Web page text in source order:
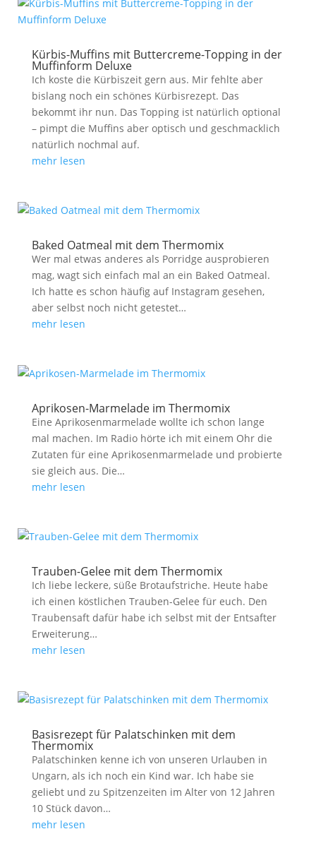
Kürbis-Muffins mit Buttercreme-Topping in der
Muffinform Deluxe
Ich koste die Kürbiszeit gern aus. Mir fehlte aber
bislang noch ein schönes Kürbisrezept. Das
bekommt ihr nun. Das Topping ist natürlich optional
– pimpt die Muffins aber optisch und geschmacklich
natürlich nochmal auf.
mehr lesen
Baked Oatmeal mit dem Thermomix
Wer mal etwas anderes als Porridge ausprobieren
mag, wagt sich einfach mal an ein Baked Oatmeal.
Ich hatte es schon häufig auf Instagram gesehen,
aber selbst noch nicht getestet…
mehr lesen
Aprikosen-Marmelade im Thermomix
Eine Aprikosenmarmelade wollte ich schon lange
mal machen. Im Radio hörte ich mit einem Ohr die
Zutaten für eine Aprikosenmarmelade und probierte
sie gleich aus. Die…
mehr lesen
Trauben-Gelee mit dem Thermomix
Ich liebe leckere, süße Brotaufstriche. Heute habe
ich einen köstlichen Trauben-Gelee für euch. Den
Traubensaft dafür habe ich selbst mit der Entsafter
Erweiterung…
mehr lesen
Basisrezept für Palatschinken mit dem
Thermomix
Palatschinken kenne ich von unseren Urlauben in
Ungarn, als ich noch ein Kind war. Ich habe sie
geliebt und zu Spitzenzeiten im Alter von 12 Jahren
10 Stück davon…
mehr lesen